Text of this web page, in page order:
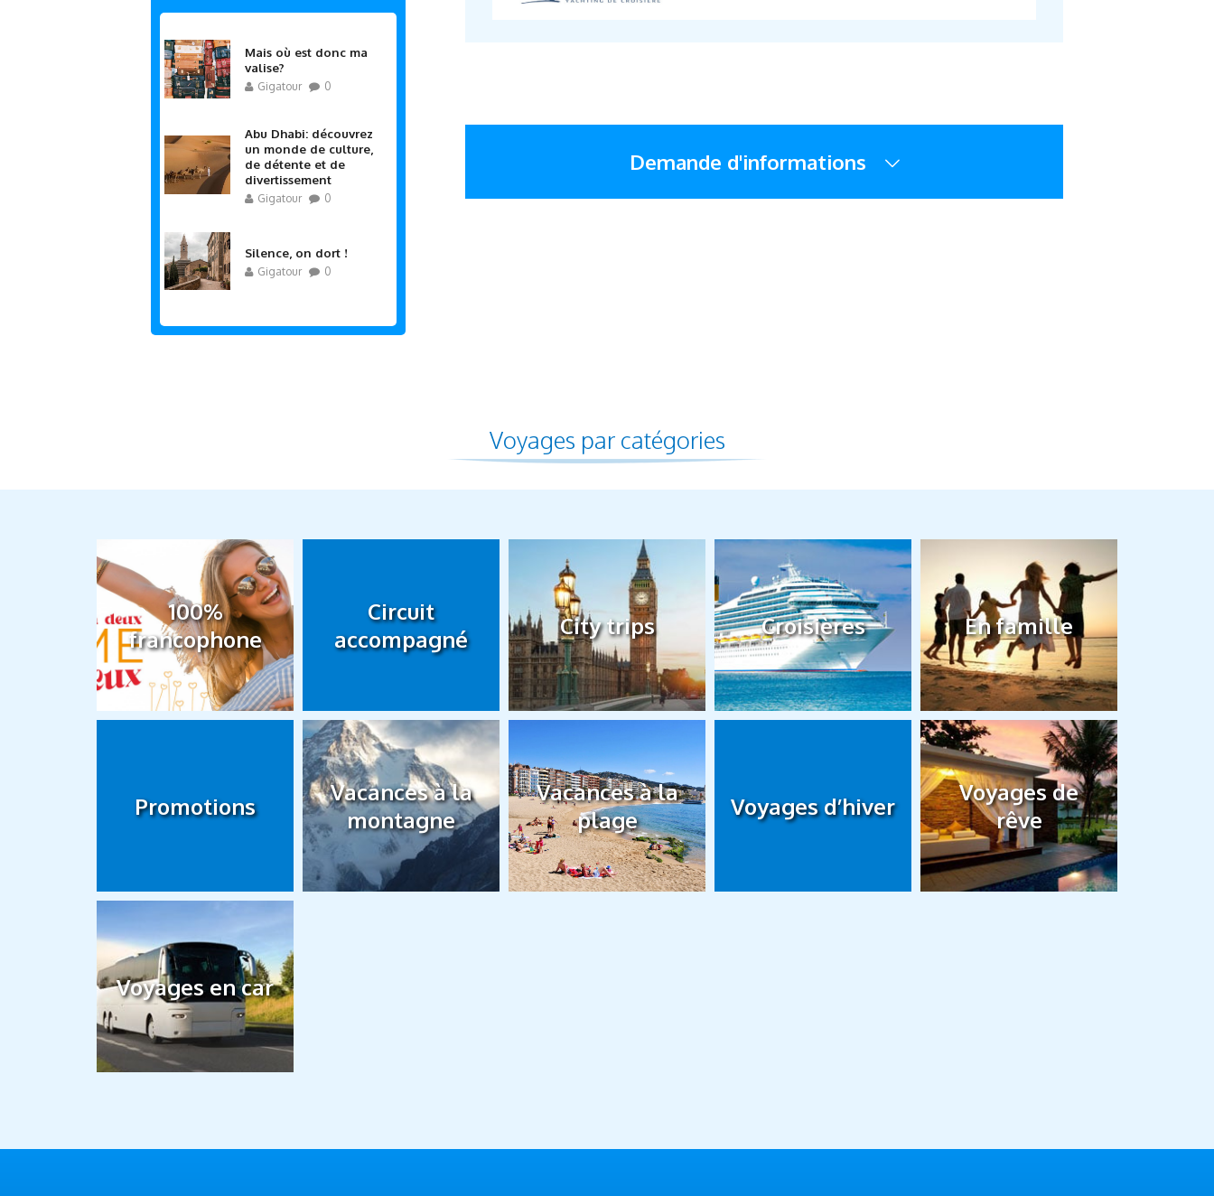
Mais où est donc ma
valise?
Gigatour 0
Abu Dhabi: découvrez
un monde de culture,
de détente et de
divertissement
Gigatour 0
Silence, on dort !
Gigatour 0
Demande d'informations
Voyages par catégories
100%
francophone
Circuit
accompagné
City trips Croisières En famille
Promotions
Vacances à la
montagne
Vacances à la
plage
Voyages d’hiver
Voyages de
rêve
Voyages en car